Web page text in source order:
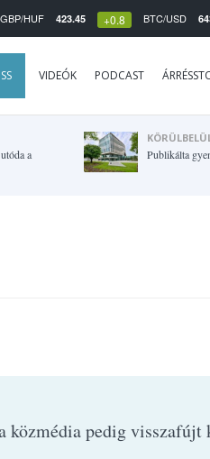
GBP/HUF 423.45 +0.8 BTC/USD
VIDEÓK PODCAST
a
Publikálta
közmédia pedig visszafújt